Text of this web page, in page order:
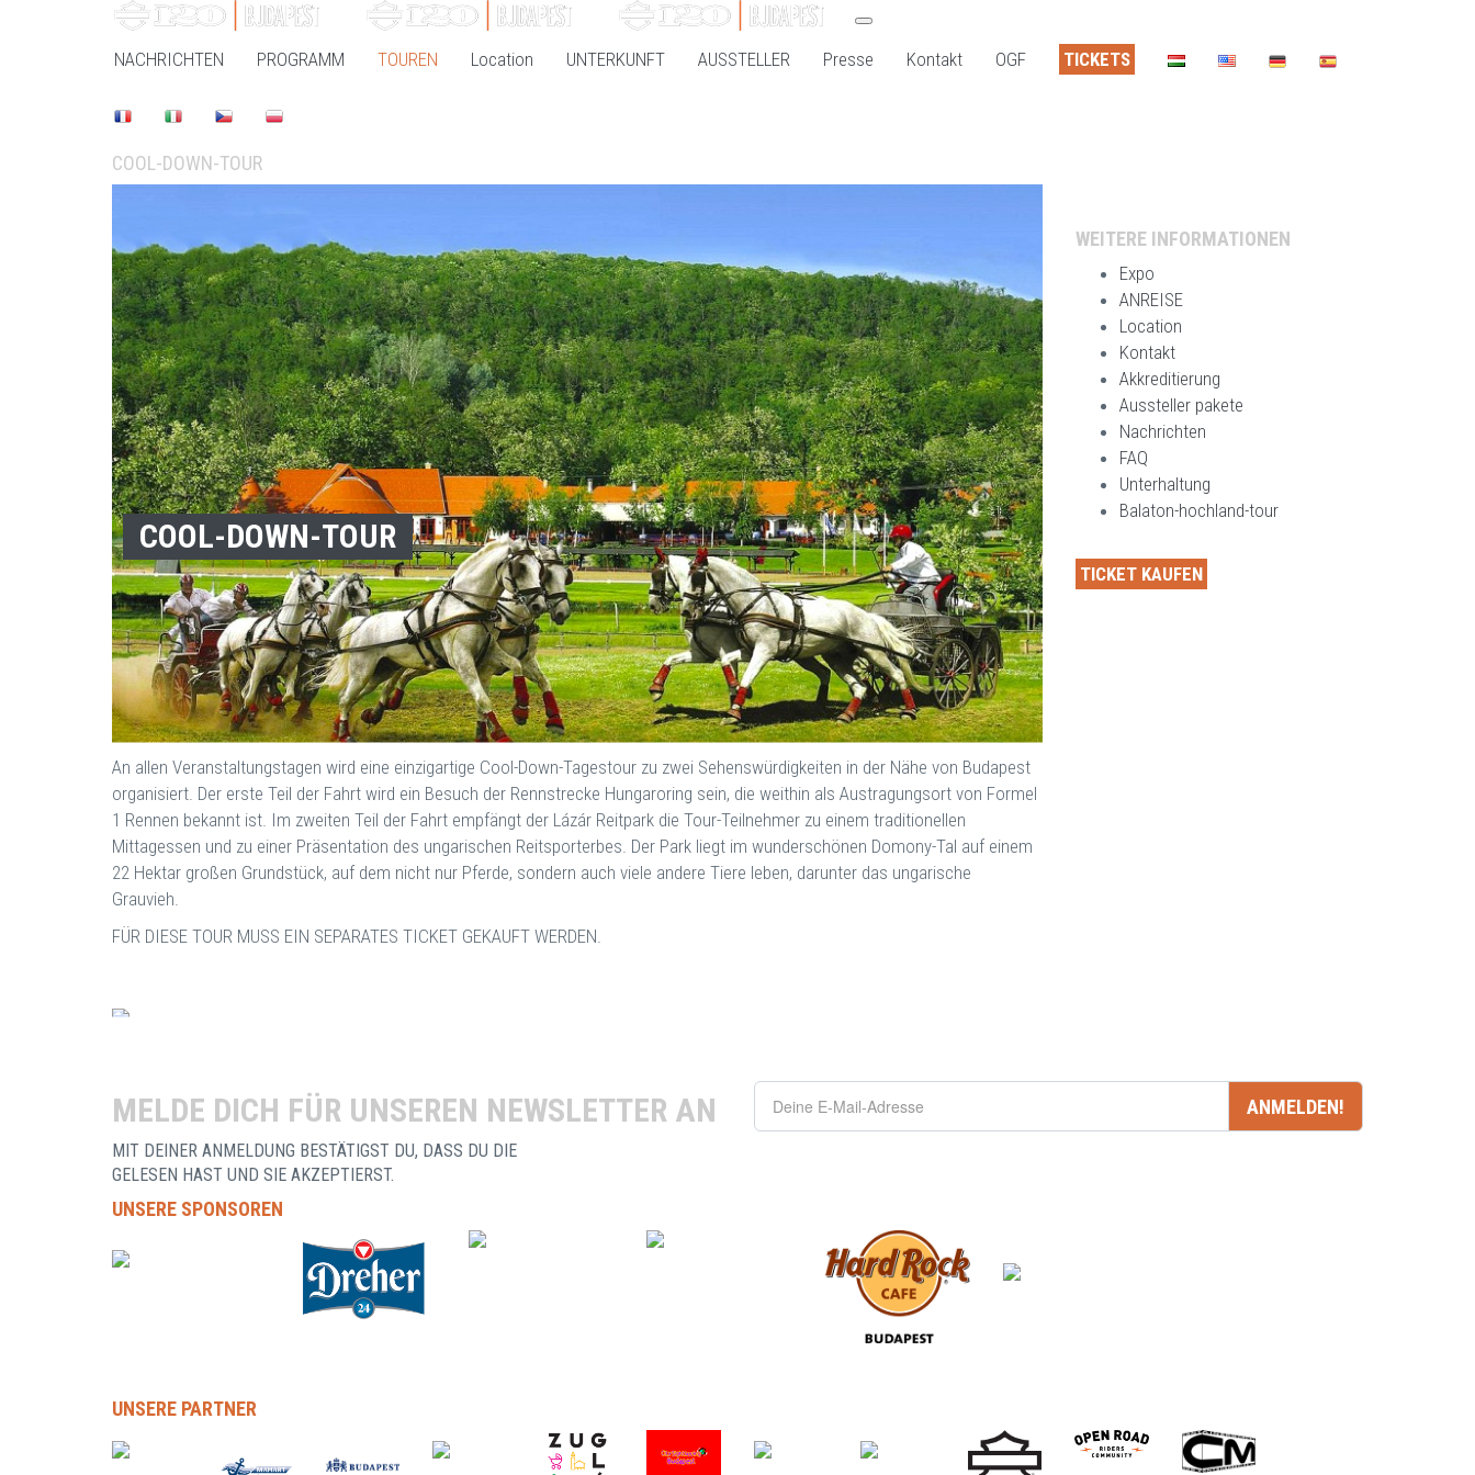
NACHRICHTEN PROGRAMM TOUREN Location UNTERKUNFT AUSSTELLER Presse Kontakt OGF TICKETS
COOL-DOWN-TOUR
COOL-DOWN-TOUR
An allen Veranstaltungstagen wird eine einzigartige Cool-Down-Tagestour zu zwei Sehenswürdigkeiten in der Nähe von Budapest
organisiert. Der erste Teil der Fahrt wird ein Besuch der Rennstrecke Hungaroring sein, die weithin als Austragungsort von Formel
1 Rennen bekannt ist. Im zweiten Teil der Fahrt empfängt der Lázár Reitpark die Tour-Teilnehmer zu einem traditionellen
Mittagessen und zu einer Präsentation des ungarischen Reitsporterbes. Der Park liegt im wunderschönen Domony-Tal auf einem
22 Hektar großen Grundstück, auf dem nicht nur Pferde, sondern auch viele andere Tiere leben, darunter das ungarische
Grauvieh.
FÜR DIESE TOUR MUSS EIN SEPARATES TICKET GEKAUFT WERDEN.
WEITERE INFORMATIONEN
Expo
ANREISE
Location
Kontakt
Akkreditierung
Aussteller pakete
Nachrichten
FAQ
Unterhaltung
Balaton-hochland-tour
TICKET KAUFEN
MELDE DICH FÜR UNSEREN NEWSLETTER AN
MIT DEINER ANMELDUNG BESTÄTIGST DU, DASS DU DIE
GELESEN HAST UND SIE AKZEPTIERST.
ANMELDEN!
UNSERE SPONSOREN
UNSERE PARTNER